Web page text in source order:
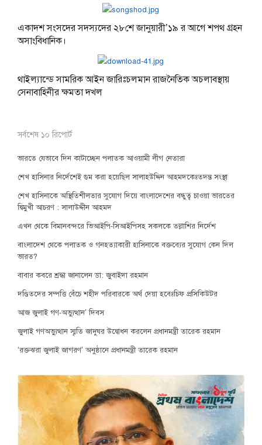
একাদশ সংসদের সদস্যদের ২৮শে জানুয়ারী’১৯ র আগে শপথ গ্রহন
অসাংবিধানিক।
থাইল্যান্ডে সামরিক আইন জারিঃচলমান রাজনৈতিক অচলাবস্থায়
সেনাবাহিনীর ক্ষমতা দখল
সর্বশেষ ১০ রিপোর্ট
ভারতে যেভাবে দিন কাটাচ্ছেন পলাতক আওয়ামী লীগ নেতারা
শেখ হাসিনার নির্দেশেই গুম করা হয়েছিল সালাহউদ্দিন আহমদকেঃতদন্ত সংস্থা
শেখ হাসিনাকে অস্থিতিশীলতার সুযোগ দিয়ে বাংলাদেশের বন্ধুত্ব চাওয়া ভারতের
দ্বিমুখী আচরণ : সালাউদ্দীন আহমদ
এখন থেকে বিমানবন্দরে ভিআইপি-সিআইপিসহ সকলকে তল্লাশির নির্দেশ
বাংলাদেশ থেকে পলাতক ও গনহত্যাকারী হাসিনাকে বক্তব্যের সুযোগ কেন দিল
ভারত?
বাবার কবরে শ্রদ্ধা জানালেন ডা: জুবাইদা রহমান
দণ্ডিতদের সম্পত্তি বেঁচে শহীদ পরিবারকে অর্থ দেয়া হবেঃচিফ প্রসিকিউটর
আজ জুলাই গণ-অভ্যুত্থান’ দিবস
জুলাই গণঅভ্যুত্থান স্মৃতি জাদুঘর উদ্বোধন করলেন প্রধানমন্ত্রী তারেক রহমান
‘রক্তঝরা জুলাই জাগরণ’ অনুষ্ঠানে প্রধানমন্ত্রী তারেক রহমান